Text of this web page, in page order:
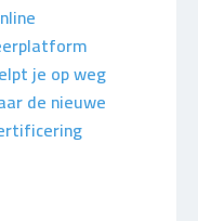
je op weg
de nieuwe